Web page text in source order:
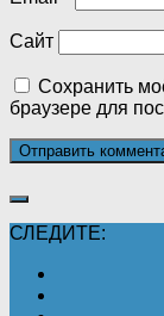
Сайт
Сохранить
браузере для
СЛЕДИТЕ: